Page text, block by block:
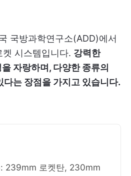
국방과학연구소(ADD)에서
시스템입니다. 강력한
자랑하며, 다양한 종류의
다는 장점을 가지고 있습니다.
239mm 로켓탄, 230mm